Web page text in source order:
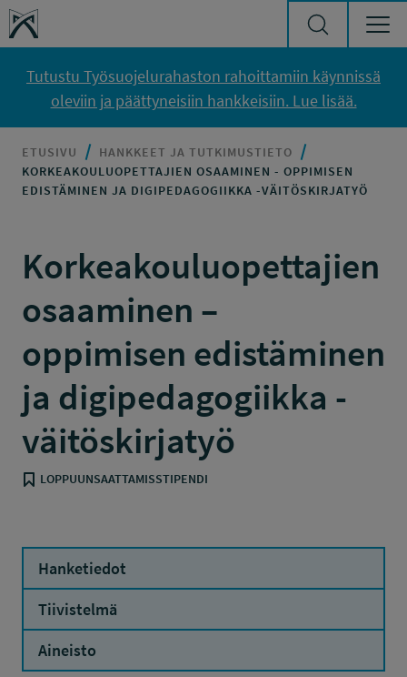
Siirry sisältöön
Työsuojelurahasto
Tutustu Työsuojelurahaston rahoittamiin käynnissä
oleviin ja päättyneisiin hankkeisiin. Lue lisää.
ETUSIVU
HANKKEET JA TUTKIMUSTIETO
KORKEAKOULUOPETTAJIEN OSAAMINEN - OPPIMISEN
EDISTÄMINEN JA DIGIPEDAGOGIIKKA -VÄITÖSKIRJATYÖ
Korkeakouluopettajien
osaaminen –
oppimisen edistäminen
ja digipedagogiikka -
väitöskirjatyö
LOPPUUNSAATTAMISSTIPENDI
Hanketiedot
Tiivistelmä
Aineisto